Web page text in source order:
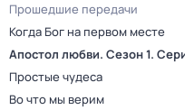
Прошедшие передачи
Когда Бог на первом месте
Апостол любви. Сезон 1.
Простые чудеса
Во что мы верим